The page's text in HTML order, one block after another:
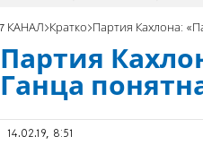
7 КАНАЛ Кратко Партия Кахлона:
Партия
Ганца
14.02.19, 8:51